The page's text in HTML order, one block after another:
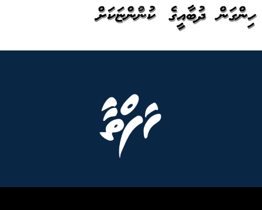
ހިންގަން ދުބާއީގެ ކުންފުންޏަކަށް